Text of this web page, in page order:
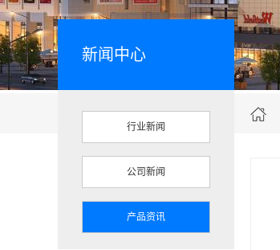
新闻中心
行业新闻
公司新闻
产品资讯